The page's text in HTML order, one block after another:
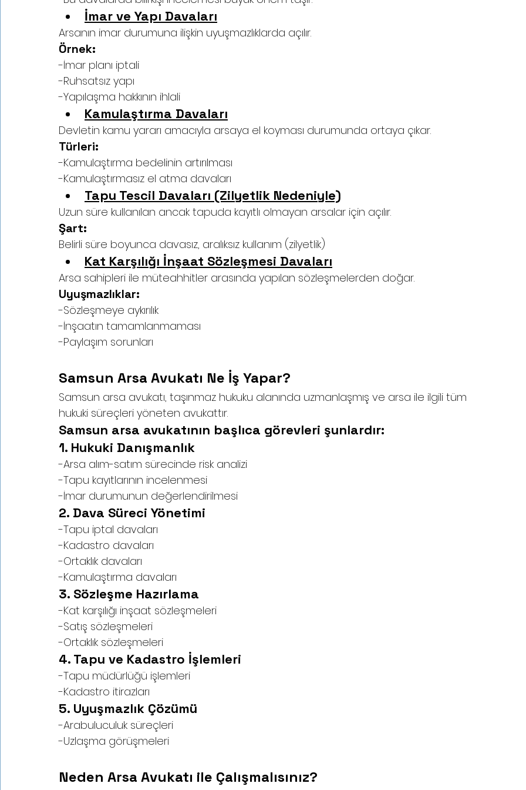
İmar ve Yapı Davaları
Arsanın imar durumuna ilişkin uyuşmazlıklarda açılır.
Örnek:
-İmar planı iptali
-Ruhsatsız yapı
-Yapılaşma hakkının ihlali
Kamulaştırma Davaları
Devletin kamu yararı amacıyla arsaya el koyması durumunda ortaya çıkar.
Türleri:
-Kamulaştırma bedelinin artırılması
-Kamulaştırmasız el atma davaları
Tapu Tescil Davaları (Zilyetlik Nedeniyle)
Uzun süre kullanılan ancak tapuda kayıtlı olmayan arsalar için açılır.
Şart:
Belirli süre boyunca davasız, aralıksız kullanım (zilyetlik)
Kat Karşılığı İnşaat Sözleşmesi Davaları
Arsa sahipleri ile müteahhitler arasında yapılan sözleşmelerden doğar.
Uyuşmazlıklar:
-Sözleşmeye aykırılık
-İnşaatın tamamlanmaması
-Paylaşım sorunları
Samsun Arsa Avukatı Ne İş Yapar?
Samsun arsa avukatı, taşınmaz hukuku alanında uzmanlaşmış ve arsa ile ilgili tüm
hukuki süreçleri yöneten avukattır.
Samsun arsa avukatının başlıca görevleri şunlardır:
1. Hukuki Danışmanlık
-Arsa alım-satım sürecinde risk analizi
-Tapu kayıtlarının incelenmesi
-İmar durumunun değerlendirilmesi
2. Dava Süreci Yönetimi
-Tapu iptal davaları
-Kadastro davaları
-Ortaklık davaları
-Kamulaştırma davaları
3. Sözleşme Hazırlama
-Kat karşılığı inşaat sözleşmeleri
-Satış sözleşmeleri
-Ortaklık sözleşmeleri
4. Tapu ve Kadastro İşlemleri
-Tapu müdürlüğü işlemleri
-Kadastro itirazları
5. Uyuşmazlık Çözümü
-Arabuluculuk süreçleri
-Uzlaşma görüşmeleri
Neden Arsa Avukatı ile Çalışmalısınız?